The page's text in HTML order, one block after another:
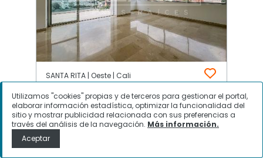
SANTA RITA | Oeste | Cali
$12.000.000
Apartamento en Arriendo, SANTA
Utilizamos "cookies" propias y de terceros para gestionar el portal,
elaborar información estadística, optimizar la funcionalidad del
sitio y mostrar publicidad relacionada con sus preferencias a
través del análisis de la navegación. Más información.
Aceptar